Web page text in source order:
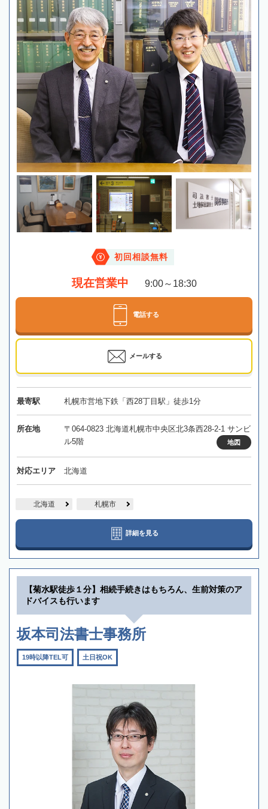
初回相談無料
現在営業中 9:00～18:30
電話する
メールする
最寄駅 札幌市営地下鉄「西28丁目駅」徒歩1分
所在地
〒064-0823 北海道札幌市中央区北3条西28-2-1 サンビ
ル5階
地図
対応エリア 北海道
北海道 札幌市
詳細を見る
【菊水駅徒歩１分】相続手続きはもちろん、生前対策のア
ドバイスも行います
坂本司法書士事務所
19時以降TEL可 土日祝OK